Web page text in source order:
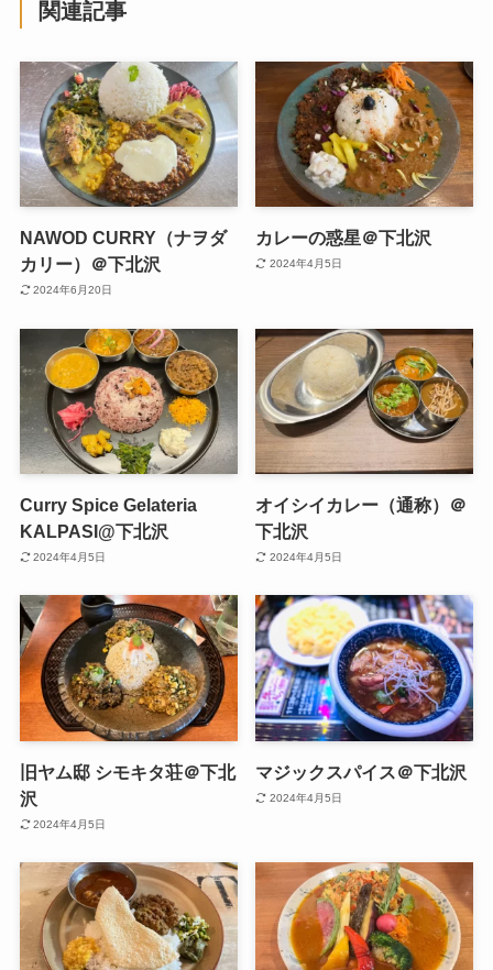
関連記事
NAWOD CURRY（ナヲダ
カリー）＠下北沢
2024年6月20日
カレーの惑星＠下北沢
2024年4月5日
Curry Spice Gelateria
KALPASI@下北沢
2024年4月5日
オイシイカレー（通称）＠
下北沢
2024年4月5日
旧ヤム邸 シモキタ荘＠下北
沢
2024年4月5日
マジックスパイス＠下北沢
2024年4月5日